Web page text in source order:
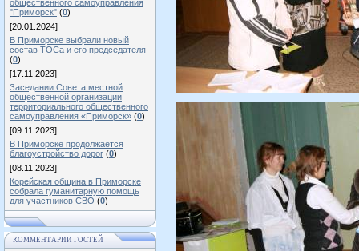
общественного самоуправления
"Приморск" (0)
[20.01.2024]
В Приморске выбрали новый
состав ТОСа и его председателя
(0)
[17.11.2023]
Заседании Совета местной
общественной организации
территориального общественного
самоуправления «Приморск» (0)
[09.11.2023]
В Приморске продолжается
благоустройство дорог (0)
[08.11.2023]
Корейская община в Приморске
собрала гуманитарную помощь
для участников СВО (0)
КОММЕНТАРИИ ГОСТЕЙ